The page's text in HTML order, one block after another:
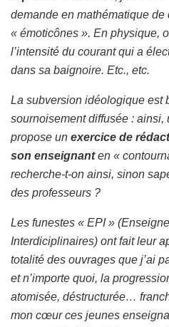
demande en mathématique
« émoticônes ». En physique,
l’intensité du courant qui a
dans sa baignoire. Etc., etc.
La subversion idéologique est
sournoisement diffusée : ainsi,
propose un exercice de
son enseignanten «
recherche-t-on ainsi, sinon
des professeurs ?
Les funestes « EPI »
Interdiciplinaires) ont fait leur
totalité des ouvrages que j’ai
et n’importe quoi, la
atomisée, déstructurée…
mon cœur ces jeunes